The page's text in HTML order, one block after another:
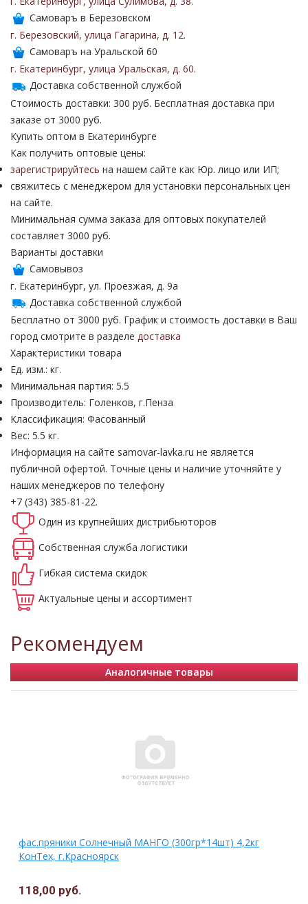
Самоваръ в Березовском
г. Березовский, улица Гагарина, д. 12.
Самоваръ на Уральской 60
г. Екатеринбург, улица Уральская, д. 60.
Доставка собственной службой
Стоимость доставки: 300 руб. Бесплатная доставка при
заказе от 3000 руб.
Купить оптом в Екатеринбурге
Как получить оптовые цены:
зарегистрируйтесь на нашем сайте как Юр. лицо или ИП;
свяжитесь с менеджером для установки персональных цен
на сайте.
Минимальная сумма заказа для оптовых покупателей
составляет 3000 руб.
Варианты доставки
Самовывоз
г. Екатеринбург, ул. Проезжая, д. 9а
Доставка собственной службой
Бесплатно от 3000 руб. График и стоимость доставки в Ваш
город смотрите в разделе доставка
Характеристики товара
Ед. изм.: кг.
Минимальная партия: 5.5
Производитель: Голенков, г.Пенза
Классификация: Фасованный
Вес: 5.5 кг.
Информация на сайте samovar-lavka.ru не является
публичной офертой. Точные цены и наличие уточняйте у
наших менеджеров по телефону
+7 (343) 385-81-22.
Один из крупнейших дистрибьюторов
Собственная служба логистики
Гибкая система скидок
Актуальные цены и ассортимент
Рекомендуем
Аналогичные товары
фас.пряники Солнечный МАНГО (300гр*14шт) 4,2кг
КонТех, г.Красноярск
118,00 руб.